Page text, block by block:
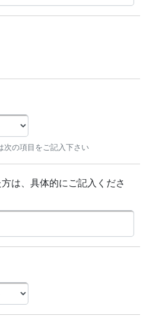
次の項目をご記入下さい
は、具体的にご記入くださ